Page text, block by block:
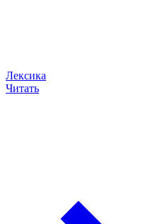
Лексика
Читать